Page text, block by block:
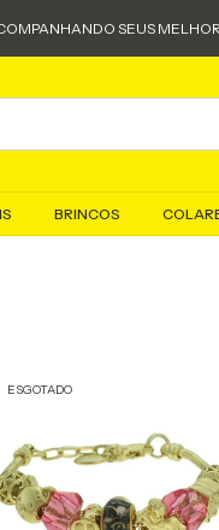
SEUS
BRINCOS
ESGOTADO